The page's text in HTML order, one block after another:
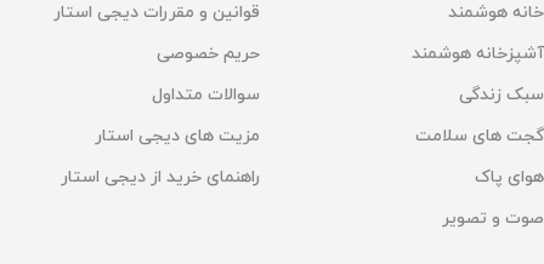
خانه هوشمند
آشپزخانه هوشمند
سبک زندگی
گجت های سلامت
هوای پاک
صوت و تصویر
قوانین و مقررات دیجی استار
حریم خصوصی
سوالات متداول
مزیت های دیجی استار
راهنمای خرید از دیجی استار